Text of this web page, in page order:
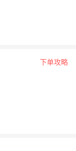
下单攻略